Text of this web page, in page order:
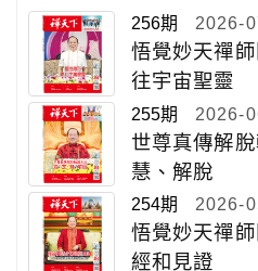
256期 2026-
悟覺妙天禪
往宇宙聖靈
255期 2026-
世尊真傳解
慧、解脫
254期 2026-
悟覺妙天禪
經和見證